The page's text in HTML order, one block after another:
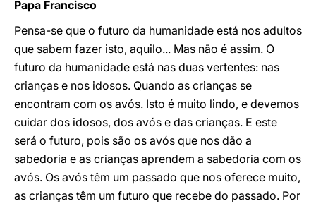
Papa Francisco
Pensa-se que o futuro da humanidade está nos adultos
que sabem fazer isto, aquilo... Mas não é assim. O
futuro da humanidade está nas duas vertentes: nas
crianças e nos idosos. Quando as crianças se
encontram com os avós. Isto é muito lindo, e devemos
cuidar dos idosos, dos avós e das crianças. E este
será o futuro, pois são os avós que nos dão a
sabedoria e as crianças aprendem a sabedoria com os
avós. Os avós têm um passado que nos oferece muito,
as crianças têm um futuro que recebe do passado. Por